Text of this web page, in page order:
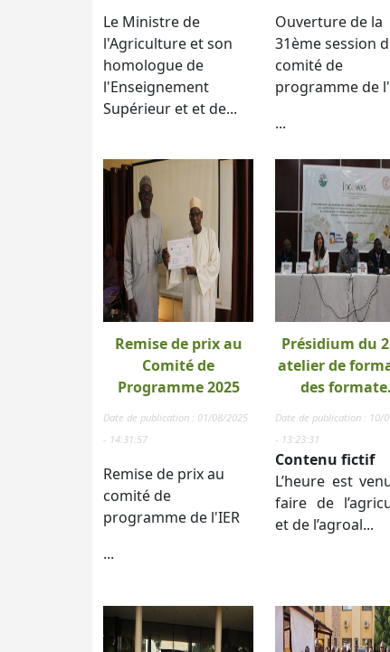
Le Ministre de
l'Agriculture et son
homologue de
l'Enseignement
Supérieur et et de...
Ouverture de la
31ème session
comité de
programme de
...
Remise de prix au
Comité de
Programme 2025
Date de publication : 01/08/2025
- 14:31:57
Remise de prix au
comité de
programme de l'IER
...
Présidium du
atelier de
des
Date de publication : 10/
- 13:23:31
Contenu fictif
L’heure est
faire de
et de l’agroal...